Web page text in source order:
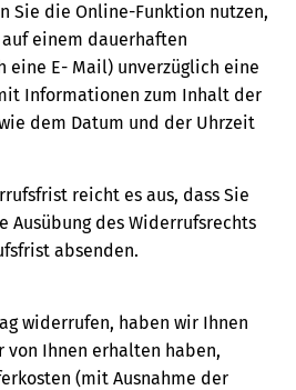
Sie die Online-Funktion nutzen,
einem dauerhaften
eine E- Mail) unverzüglich eine
Informationen zum Inhalt der
dem Datum und der Uhrzeit
reicht es aus, dass Sie
des Widerrufsrechts
absenden.
widerrufen, haben wir Ihnen
von Ihnen erhalten haben,
(mit Ausnahme der